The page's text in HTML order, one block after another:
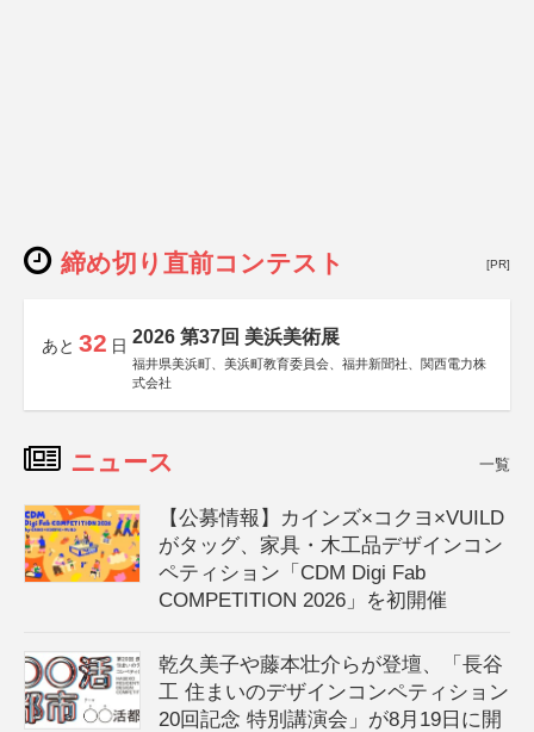
締め切り直前コンテスト [PR]
あと 32 日 2026 第37回 美浜美術展
福井県美浜町、美浜町教育委員会、福井新聞社、関西電力株
式会社
ニュース 一覧
【公募情報】カインズ×コクヨ×VUILD
がタッグ、家具・木工品デザインコン
ペティション「CDM Digi Fab
COMPETITION 2026」を初開催
乾久美子や藤本壮介らが登壇、「長谷
工 住まいのデザインコンペティション
20回記念 特別講演会」が8月19日に開